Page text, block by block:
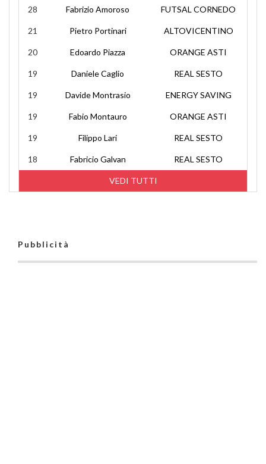
VEDI TUTTI
28 Fabrizio Amoroso FUTSAL CORNEDO
21 Pietro Portinari ALTOVICENTINO
20 Edoardo Piazza ORANGE ASTI
19 Daniele Caglio REAL SESTO
19 Davide Montrasio ENERGY SAVING
19 Fabio Montauro ORANGE ASTI
19 Filippo Lari REAL SESTO
18 Fabricio Galvan REAL SESTO
Pubblicità